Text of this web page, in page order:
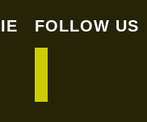
FOLLOW US